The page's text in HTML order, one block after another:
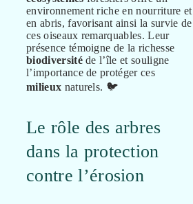
environnement riche en nourriture et
en abris, favorisant ainsi la survie de
ces oiseaux remarquables. Leur
présence témoigne de la richesse
biodiversitéde l’île et souligne
l’importance de protéger ces
milieux naturels. 🐦
Le rôle des arbres
dans la protection
contre l’érosion